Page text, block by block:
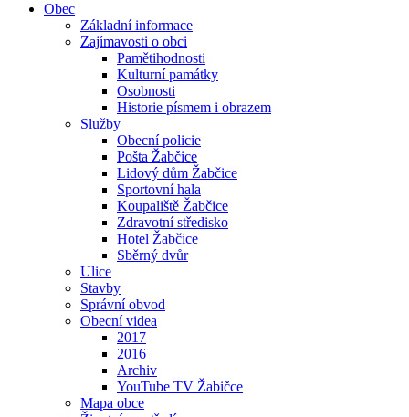
Obec
Základní informace
Zajímavosti o obci
Pamětihodnosti
Kulturní památky
Osobnosti
Historie písmem i obrazem
Služby
Obecní policie
Pošta Žabčice
Lidový dům Žabčice
Sportovní hala
Koupaliště Žabčice
Zdravotní středisko
Hotel Žabčice
Sběrný dvůr
Ulice
Stavby
Správní obvod
Obecní videa
2017
2016
Archiv
YouTube TV Žabičce
Mapa obce